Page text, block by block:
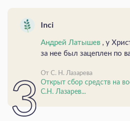
Inci
Андрей Латышев , у
за нее был зацеплен по
От С. Н. Лазарева
Открыт сбор средств на
С.Н. Лазарев...